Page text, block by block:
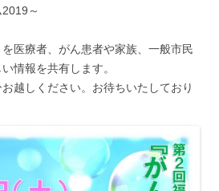
～
を医療者、がん患者や家族、一般市民
情報を共有します。
越しください。お待ちいたしており